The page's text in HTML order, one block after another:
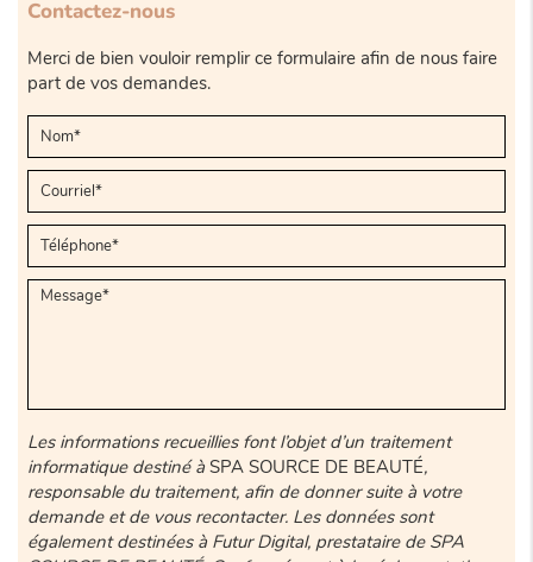
Contactez-nous
Merci de bien vouloir remplir ce formulaire afin de nous faire
part de vos demandes.
Les informations recueillies font l’objet d’un traitement
informatique destiné à SPA SOURCE DE BEAUTÉ,
responsable du traitement, afin de donner suite à votre
demande et de vous recontacter. Les données sont
également destinées à Futur Digital, prestataire de SPA